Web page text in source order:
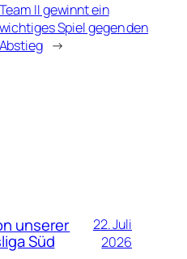
Team II gewinnt ein
wichtiges Spiel gegen den
Abstieg →
unserer
Süd
22. Juli
2026